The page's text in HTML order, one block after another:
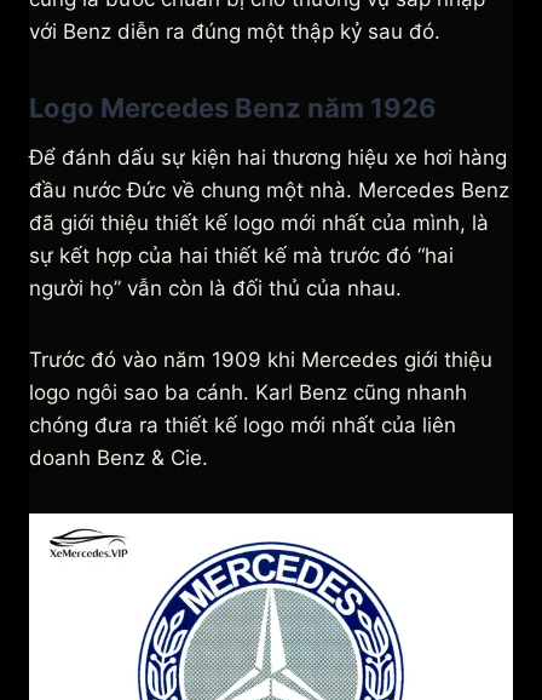
với Benz diễn ra đúng một thập kỷ sau đó.
Logo Mercedes Benz năm 1926
Để đánh dấu sự kiện hai thương hiệu xe hơi hàng
đầu nước Đức về chung một nhà. Mercedes Benz
đã giới thiệu thiết kế logo mới nhất của mình, là
sự kết hợp của hai thiết kế mà trước đó “hai
người họ” vẫn còn là đối thủ của nhau.
Trước đó vào năm 1909 khi Mercedes giới thiệu
logo ngôi sao ba cánh. Karl Benz cũng nhanh
chóng đưa ra thiết kế logo mới nhất của liên
doanh Benz & Cie.